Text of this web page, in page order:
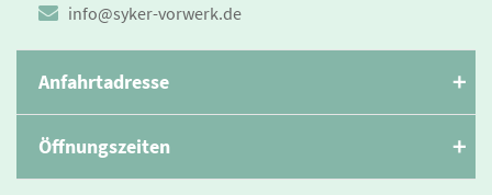
info@syker-vorwerk.de
Anfahrtadresse
Öffnungszeiten